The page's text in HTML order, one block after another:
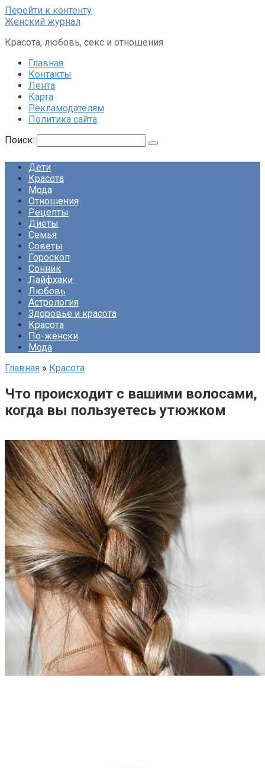
Перейти к контенту
Женский журнал
Красота, любовь, секс и отношения
Главная
Контакты
Лента
Карта
Рекламодателям
Политика сайта
Поиск:
Дети
Красота
Мода
Отношения
Рецепты
Диеты
Семья
Советы
Гороскоп
Сонник
Лайфхаки
Любовь
Астрология
Здоровье и красота
Красота
По-женски
Мода
Главная » Красота
Что происходит с вашими волосами,
когда вы пользуетесь утюжком